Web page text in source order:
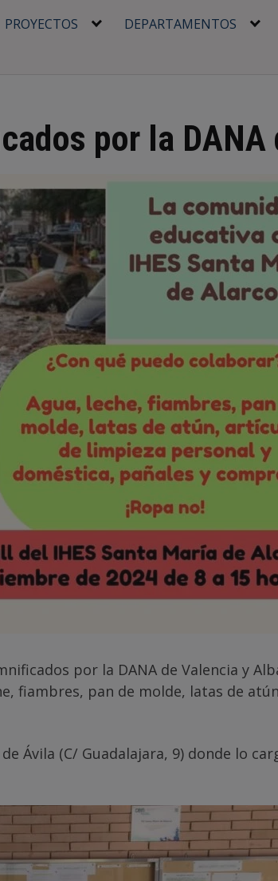
PROYECTOS DEPARTAMENTOS
por la
por la DANA de Valencia y
fiambres, pan de molde, latas de
Ávila (C/ Guadalajara, 9) donde lo